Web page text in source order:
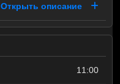
Открыть описание
11:00